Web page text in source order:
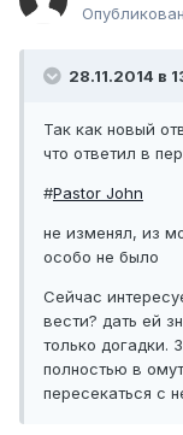
28.11.2014 в
Так как новый
что ответил в
#Pastor John
не изменял, из
особо не было
Сейчас
вести? дать ей
только догадки.
полностью в
пересекаться с